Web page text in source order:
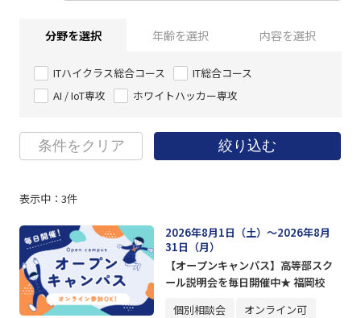
分野を選択 年齢を選択 内容を選択
ITハイクラス総合コース
IT総合コース
AI / IoT専攻
ホワイトハッカー専攻
条件をクリア 絞り込む
表示中： 3件
2026年8月1日（土）～2026年8月
31日（月）
【オープンキャンパス】高等部スク
ール説明会を毎日開催中★ 福岡校
個別相談会
オンライン可